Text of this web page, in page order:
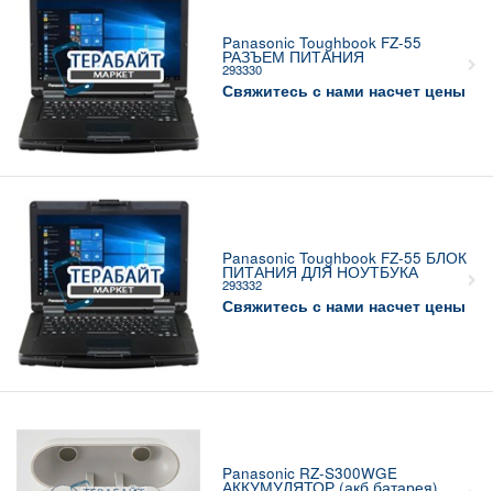
Panasonic Toughbook FZ-55
РАЗЪЕМ ПИТАНИЯ
293330
Свяжитесь с нами насчет цены
Panasonic Toughbook FZ-55 БЛОК
ПИТАНИЯ ДЛЯ НОУТБУКА
293332
Свяжитесь с нами насчет цены
Panasonic RZ-S300WGE